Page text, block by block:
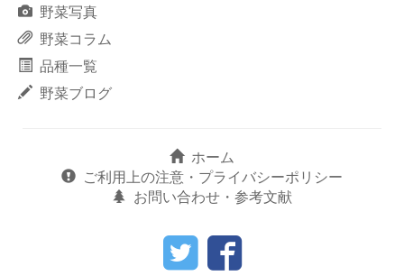
野菜写真
野菜コラム
品種一覧
野菜ブログ
ホーム
ご利用上の注意・プライバシーポリシー
お問い合わせ・参考文献